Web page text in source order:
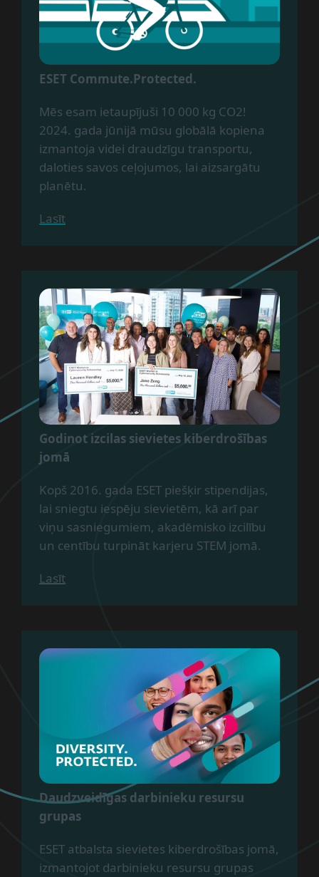
ESET Commute.Protected.
Mēs esam ietaupījuši 10 000 kg CO2!
2024. gada jūnijā mūsu globālā kopiena
izmantoja videi draudzīgu transportu,
daloties savos ceļojumos, lai aizsargātu
planētu.
Lasīt
Godinot izcilas sievietes kiberdrošības
jomā
Kopš 2016. gada ESET piešķir stipendijas,
lai sniegtu iespēju sievietēm, kā arī par
viņu sasniegumiem, akadēmisko izcilību
un centību turpināt karjeru STEM jomā.
Lasīt
Daudzveidīgas darbinieku resursu
grupas
ESET atbalsta sievietes kiberdrošības jomā,
izmantojot darbinieku resursu grupas